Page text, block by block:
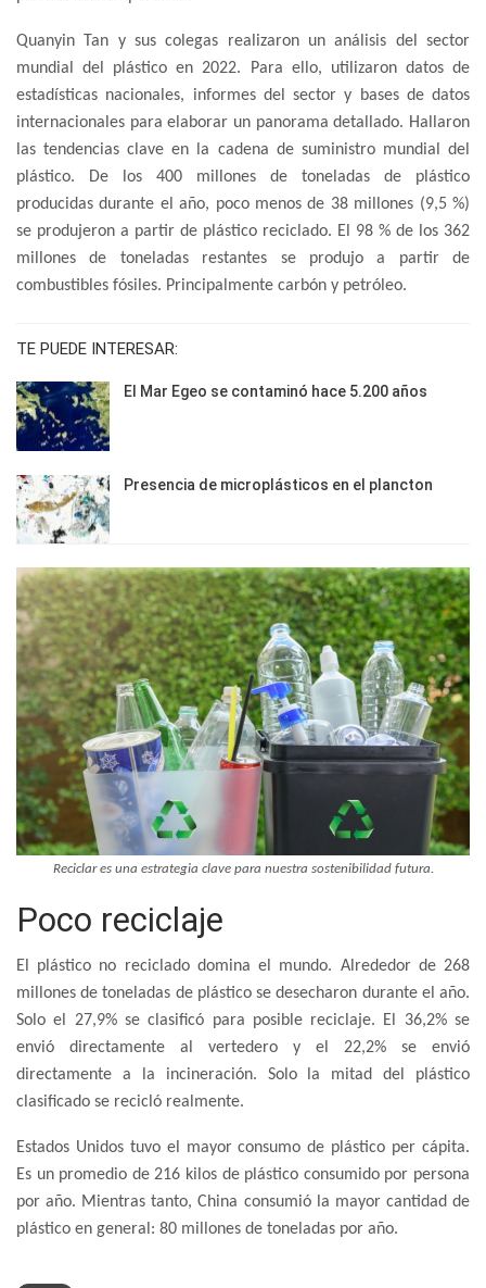
Quanyin Tan y sus colegas realizaron un análisis del sector
mundial del plástico en 2022. Para ello, utilizaron datos de
estadísticas nacionales, informes del sector y bases de datos
internacionales para elaborar un panorama detallado. Hallaron
las tendencias clave en la cadena de suministro mundial del
plástico. De los 400 millones de toneladas de plástico
producidas durante el año, poco menos de 38 millones (9,5 %)
se produjeron a partir de plástico reciclado. El 98 % de los 362
millones de toneladas restantes se produjo a partir de
combustibles fósiles. Principalmente carbón y petróleo.
TE PUEDE INTERESAR:
El Mar Egeo se contaminó hace 5.200 años
Presencia de microplásticos en el plancton
Reciclar es una estrategia clave para nuestra sostenibilidad futura.
Poco reciclaje
El plástico no reciclado domina el mundo. Alrededor de 268
millones de toneladas de plástico se desecharon durante el año.
Solo el 27,9% se clasificó para posible reciclaje. El 36,2% se
envió directamente al vertedero y el 22,2% se envió
directamente a la incineración. Solo la mitad del plástico
clasificado se recicló realmente.
Estados Unidos tuvo el mayor consumo de plástico per cápita.
Es un promedio de 216 kilos de plástico consumido por persona
por año. Mientras tanto, China consumió la mayor cantidad de
plástico en general: 80 millones de toneladas por año.